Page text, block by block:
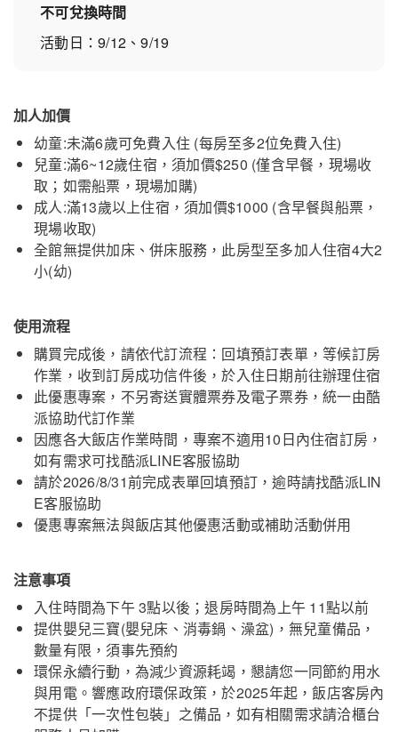
不可兌換時間
活動日：9/12、9/19
加人加價
幼童:未滿6歲可免費入住 (每房至多2位免費入住)
兒童:滿6~12歲住宿，須加價$250 (僅含早餐，現場收
取；如需船票，現場加購)
成人:滿13歲以上住宿，須加價$1000 (含早餐與船票，
現場收取)
全館無提供加床、併床服務，此房型至多加人住宿4大2
小(幼)
使用流程
購買完成後，請依代訂流程：回填預訂表單，等候訂房
作業，收到訂房成功信件後，於入住日期前往辦理住宿
此優惠專案，不另寄送實體票券及電子票券，統一由酷
派協助代訂作業
因應各大飯店作業時間，專案不適用10日內住宿訂房，
如有需求可找酷派LINE客服協助
請於2026/8/31前完成表單回填預訂，逾時請找酷派LIN
E客服協助
優惠專案無法與飯店其他優惠活動或補助活動併用
注意事項
入住時間為下午 3點以後；退房時間為上午 11點以前
提供嬰兒三寶(嬰兒床、消毒鍋、澡盆)，無兒童備品，
數量有限，須事先預約
環保永續行動，為減少資源耗竭，懇請您一同節約用水
與用電。響應政府環保政策，於2025年起，飯店客房內
不提供「一次性包裝」之備品，如有相關需求請洽櫃台
力麗儷山林會館-日月潭館 關閉